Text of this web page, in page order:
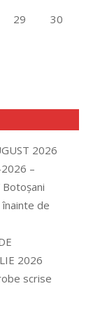
29
30
2026
–
de
2026
scrise